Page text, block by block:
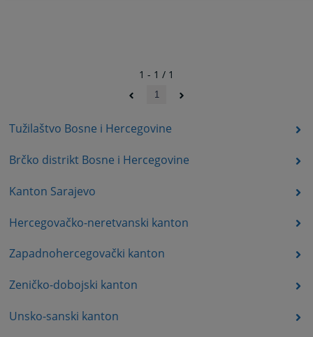
Tužilaštvo Bosne i Hercegovine
Brčko distrikt Bosne i Hercegovine
Kanton Sarajevo
Hercegovačko-neretvanski kanton
Zapadnohercegovački kanton
Zeničko-dobojski kanton
Unsko-sanski kanton
1 - 1 / 1
1